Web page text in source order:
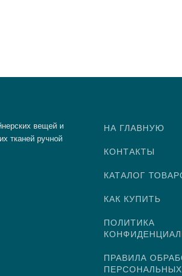
вещей и
тканей ручной
НА ГЛАВНУЮ
КОНТАКТЫ
КАТАЛОГ
КАК КУПИТЬ
ПОЛИТИКА
ПРАВИЛА